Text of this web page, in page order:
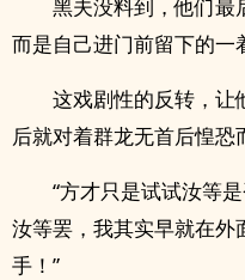
黑夫没料到，他们最
而是自己进门前留下的一
这戏剧性的反转，让
后就对着群龙无首后惶恐
“方才只是试试汝等
汝等罢，我其实早就在
手！”